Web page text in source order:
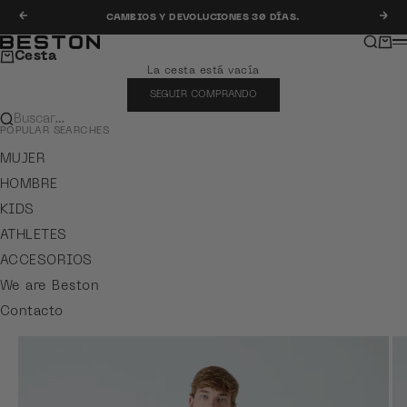
Anterior
CAMBIOS Y DEVOLUCIONES 30 DÍAS.
Beston Buscar
Cesta
La cesta está vacía
SEGUIR COMPRANDO
Buscar…
POPULAR SEARCHES
MUJER
HOMBRE
KIDS
ATHLETES
ACCESORIOS
We are Beston
Contacto